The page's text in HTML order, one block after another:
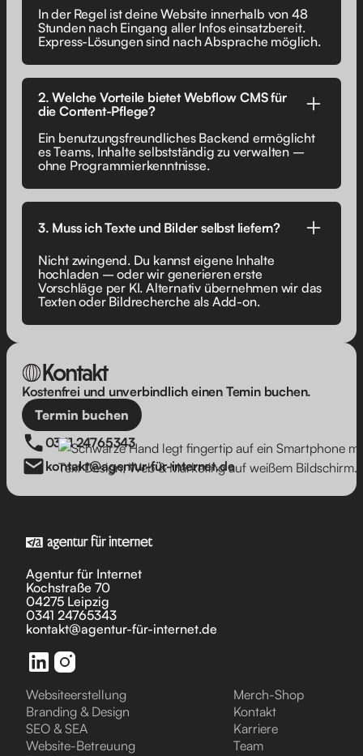
In der Regel ist deine Website innerhalb von 48
Stunden nach Eingang aller Infos einsatzbereit.
Express-Lösungen sind nach Absprache möglich.
2. Welche Vorteile bietet Webflow CMS für
die Content-Pflege?
Ein benutzungsfreundliches Backend ermöglicht
es Teams, Inhalte selbstständig zu verwalten –
ohne Programmierkenntnisse.
3. Muss ich Texte und Bilder selbst liefern?
Nicht zwingend. Du kannst eigene Inhalte
hochladen – oder wir generieren erste
Vorschläge per KI. Alternativ übernehmen wir das
Texten oder Bildrecherche als Add-on.
Kontakt
Kostenfrei und unverbindlich einen Temin buchen.
Termin buchen
0341 24765343
kontakt@agentur-für-internet.de
Agentur für Internet
Kochstraße 70
04275 Leipzig
0341 24765343
kontakt@agentur-für-internet.de
Websiteerstellung
Branding & Design
SEO & SEA
Website-Betreuung
Merch-Shop
Kontakt
Karriere
Team